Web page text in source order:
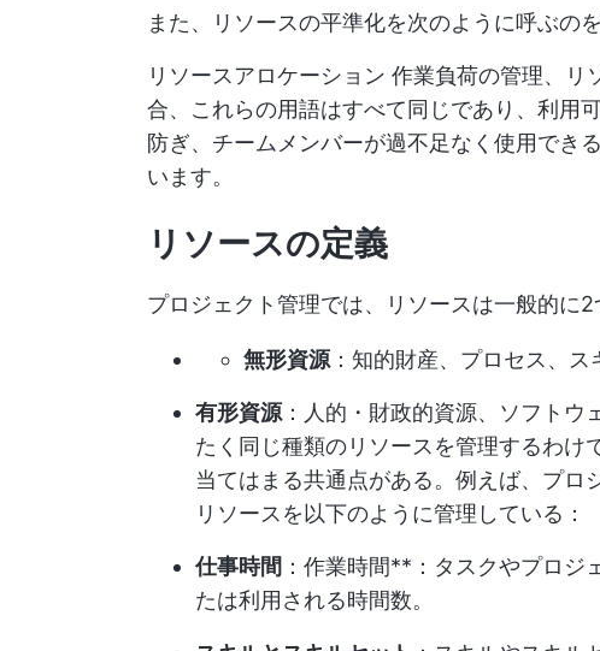
また、リソースの平準化を次のように呼ぶの
リソースアロケーション 作業負荷の管理、リ
合、これらの用語はすべて同じであり、利用
防ぎ、チームメンバーが過不足なく使用でき
います。
リソースの定義
プロジェクト管理では、リソースは一般的に
無形資源 ：知的財産、プロセス、
有形資源 ：人的・財政的資源、ソフトウ
たく同じ種類のリソースを管理するわけ
当てはまる共通点がある。例えば、プロ
リソースを以下のように管理している：
仕事時間 ：作業時間**：タスクやプロジ
たは利用される時間数。